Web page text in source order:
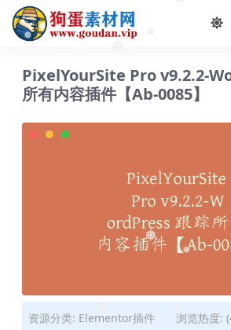
❅
❅
PixelYourSite Pro v9.2.2-
所有内容插件【Ab-0085】
资源分类: Elementor插件 浏览热度: